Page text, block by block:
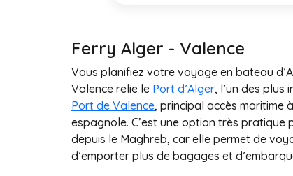
Ferry Alger - Valence
Vous planifiez votre voyage en bateau
Valence relie le Port d’Alger, l’un des plus
Port de Valence, principal accès maritime
espagnole. C’est une option très pratique
depuis le Maghreb, car elle permet de
d’emporter plus de bagages et